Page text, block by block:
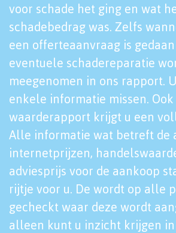
voor schade het ging en wat
schadebedrag was. Zelfs
een offerteaanvraag is
eventuele schadereparatie
meegenomen in ons rapport.
enkele informatie missen.
waarderapport krijgt u een
Alle informatie wat betreft de
internetprijzen,
adviesprijs voor de aankoop
rijtje voor u. De wordt op alle
gecheckt waar deze wordt
alleen kunt u inzicht krijgen in